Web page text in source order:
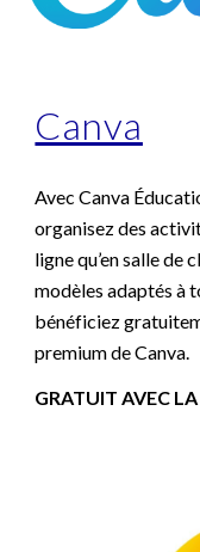
Canva
Avec Canva
organisez des
ligne qu’en salle de
modèles adaptés à
bénéficiez
premium de Canva.
GRATUIT AVEC